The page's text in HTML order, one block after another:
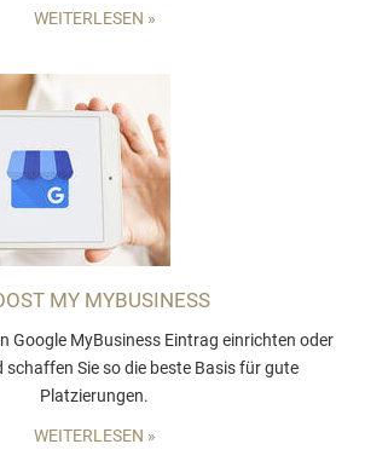
WEITERLESEN »
MY MYBUSINESS
Google MyBusiness Eintrag einrichten oder
schaffen Sie so die beste Basis für gute
Platzierungen.
WEITERLESEN »